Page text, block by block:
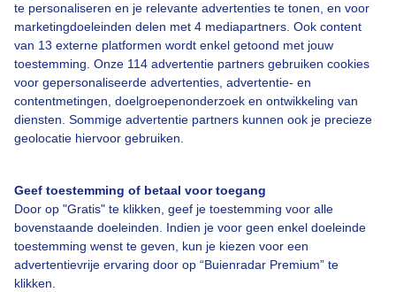
te personaliseren en je relevante advertenties te tonen, en voor
marketingdoeleinden delen met 4 mediapartners. Ook content
van 13 externe platformen wordt enkel getoond met jouw
toestemming. Onze 114 advertentie partners gebruiken cookies
voor gepersonaliseerde advertenties, advertentie- en
contentmetingen, doelgroepenonderzoek en ontwikkeling van
diensten. Sommige advertentie partners kunnen ook je precieze
geolocatie hiervoor gebruiken.
Geef toestemming of betaal voor toegang
Door op "Gratis" te klikken, geef je toestemming voor alle
bovenstaande doeleinden. Indien je voor geen enkel doeleinde
toestemming wenst te geven, kun je kiezen voor een
advertentievrije ervaring door op “Buienradar Premium” te
klikken.
Bekijk slideshow